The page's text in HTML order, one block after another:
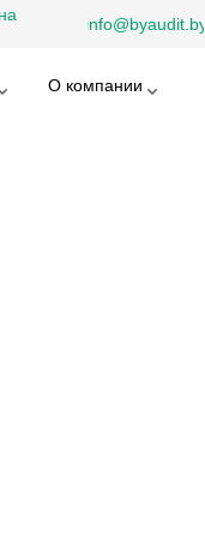
info@byaudit.by
О компании